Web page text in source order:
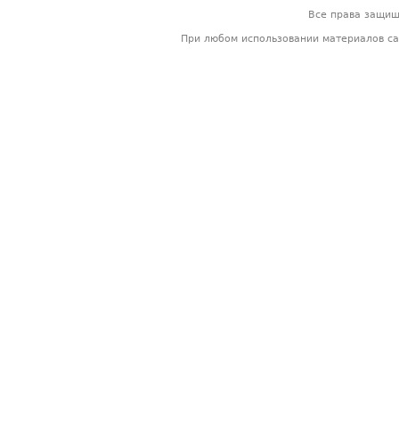
Все права
При любом использовании материалов